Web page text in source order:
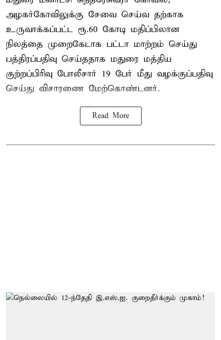
அழகர்கோவிலுக்கு சேவை செய்வ தற்காக
உருவாக்கப்பட்ட ரூ.60 கோடி மதிப்பிலான
நிலத்தை முறைகேடாக பட்டா மாற்றம் செய்து
பத்திரப்பதிவு செய்ததாக மதுரை மத்திய
குற்றப்பிரிவு போலீசார் 19 பேர் மீது வழக்குப்பதிவு
செய்து விசாரணை மேற்கொண்டனர்.
Read More